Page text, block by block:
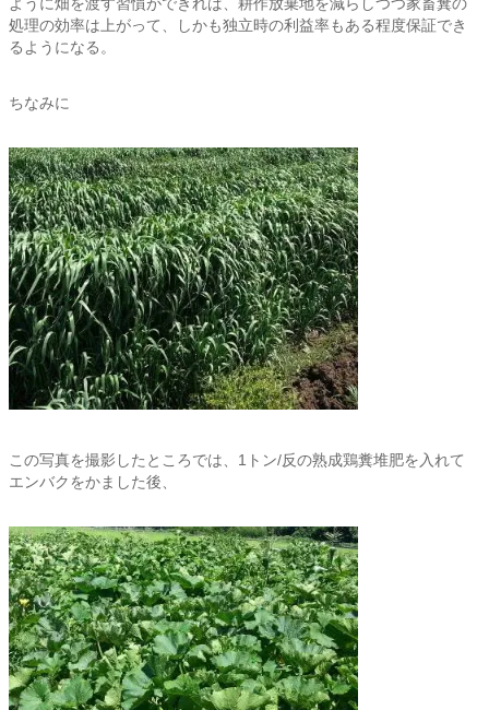
処理の効率は上がって、しかも独立時の利益率もある程度保証でき
るようになる。
ちなみに
この写真を撮影したところでは、1トン/反の熟成鶏糞堆肥を入れて
エンバクをかました後、